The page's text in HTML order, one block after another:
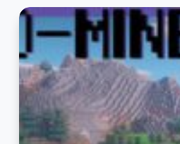
к
с
у
т